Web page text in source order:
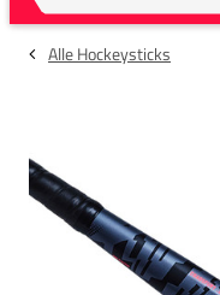
Alle Hockeysticks